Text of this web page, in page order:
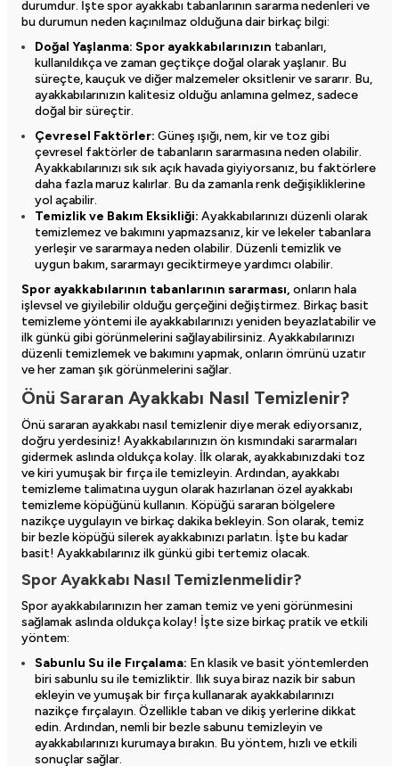
durumdur. İşte spor ayakkabı tabanlarının sararma nedenleri ve
bu durumun neden kaçınılmaz olduğuna dair birkaç bilgi:
Doğal Yaşlanma: Spor ayakkabılarınızın tabanları,
kullanıldıkça ve zaman geçtikçe doğal olarak yaşlanır. Bu
süreçte, kauçuk ve diğer malzemeler oksitlenir ve sararır. Bu,
ayakkabılarınızın kalitesiz olduğu anlamına gelmez, sadece
doğal bir süreçtir.
Çevresel Faktörler: Güneş ışığı, nem, kir ve toz gibi
çevresel faktörler de tabanların sararmasına neden olabilir.
Ayakkabılarınızı sık sık açık havada giyiyorsanız, bu faktörlere
daha fazla maruz kalırlar. Bu da zamanla renk değişikliklerine
yol açabilir.
Temizlik ve Bakım Eksikliği: Ayakkabılarınızı düzenli olarak
temizlemez ve bakımını yapmazsanız, kir ve lekeler tabanlara
yerleşir ve sararmaya neden olabilir. Düzenli temizlik ve
uygun bakım, sararmayı geciktirmeye yardımcı olabilir.
Spor ayakkabılarının tabanlarının sararması, onların hala
işlevsel ve giyilebilir olduğu gerçeğini değiştirmez. Birkaç basit
temizleme yöntemi ile ayakkabılarınızı yeniden beyazlatabilir ve
ilk günkü gibi görünmelerini sağlayabilirsiniz. Ayakkabılarınızı
düzenli temizlemek ve bakımını yapmak, onların ömrünü uzatır
ve her zaman şık görünmelerini sağlar.
Önü Sararan Ayakkabı Nasıl Temizlenir?
Önü sararan ayakkabı nasıl temizlenir diye merak ediyorsanız,
doğru yerdesiniz! Ayakkabılarınızın ön kısmındaki sararmaları
gidermek aslında oldukça kolay. İlk olarak, ayakkabınızdaki toz
ve kiri yumuşak bir fırça ile temizleyin. Ardından, ayakkabı
temizleme talimatına uygun olarak hazırlanan özel ayakkabı
temizleme köpüğünü kullanın. Köpüğü sararan bölgelere
nazikçe uygulayın ve birkaç dakika bekleyin. Son olarak, temiz
bir bezle köpüğü silerek ayakkabınızı parlatın. İşte bu kadar
basit! Ayakkabılarınız ilk günkü gibi tertemiz olacak.
Spor Ayakkabı Nasıl Temizlenmelidir?
Spor ayakkabılarınızın her zaman temiz ve yeni görünmesini
sağlamak aslında oldukça kolay! İşte size birkaç pratik ve etkili
yöntem:
Sabunlu Su ile Fırçalama: En klasik ve basit yöntemlerden
biri sabunlu su ile temizliktir. Ilık suya biraz nazik bir sabun
ekleyin ve yumuşak bir fırça kullanarak ayakkabılarınızı
nazikçe fırçalayın. Özellikle taban ve dikiş yerlerine dikkat
edin. Ardından, nemli bir bezle sabunu temizleyin ve
ayakkabılarınızı kurumaya bırakın. Bu yöntem, hızlı ve etkili
sonuçlar sağlar.